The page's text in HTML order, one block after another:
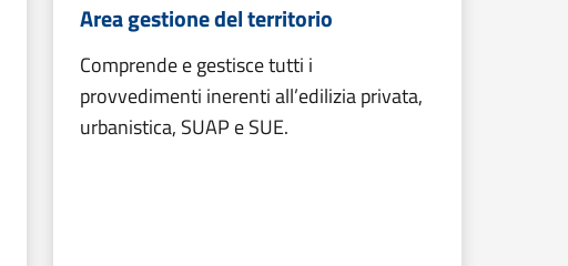
Area gestione del territorio
Comprende e gestisce tutti i
provvedimenti inerenti all’edilizia privata,
urbanistica, SUAP e SUE.